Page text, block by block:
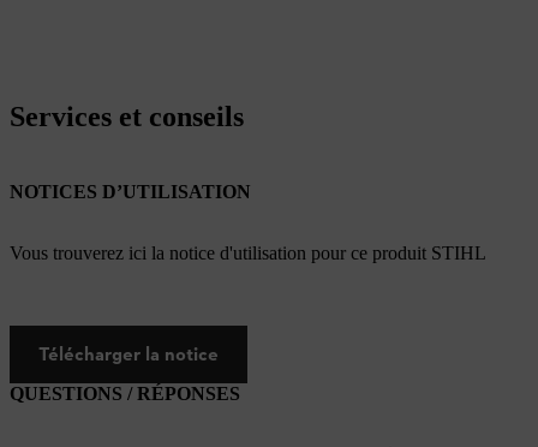
Services et conseils
NOTICES D’UTILISATION
Vous trouverez ici la notice d'utilisation pour ce produit STIHL
Télécharger la notice
QUESTIONS / RÉPONSES